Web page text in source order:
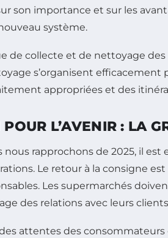
son importance et sur les
système.
de collecte et de nettoyage
s’organisent
appropriées et des
L’AVENIR : LA
nous rapprochons de 2025, il
Le retour à la consigne
Les supermarchés
des relations avec leurs
attentes des